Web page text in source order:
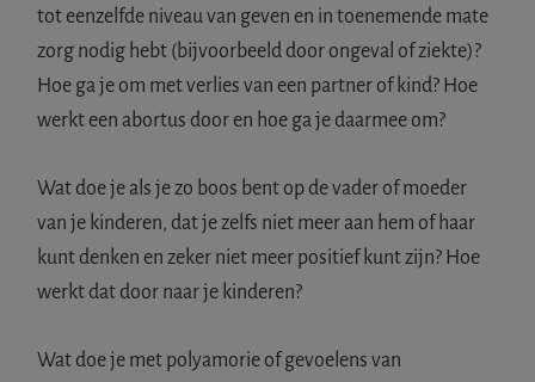
tot eenzelfde niveau van geven en in toenemende mate
zorg nodig hebt (bijvoorbeeld door ongeval of ziekte)?
Hoe ga je om met verlies van een partner of kind? Hoe
werkt een abortus door en hoe ga je daarmee om?
Wat doe je als je zo boos bent op de vader of moeder
van je kinderen, dat je zelfs niet meer aan hem of haar
kunt denken en zeker niet meer positief kunt zijn? Hoe
werkt dat door naar je kinderen?
Wat doe je met polyamorie of gevoelens van